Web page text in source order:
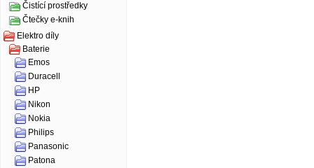
Čistící prostředky
Čtečky e-knih
Elektro díly
Baterie
Emos
Duracell
HP
Nikon
Nokia
Philips
Panasonic
Patona